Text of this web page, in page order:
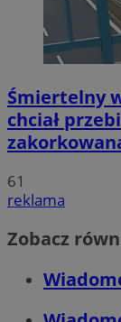
Śmiertelny
chciał
61
reklama
Zobacz